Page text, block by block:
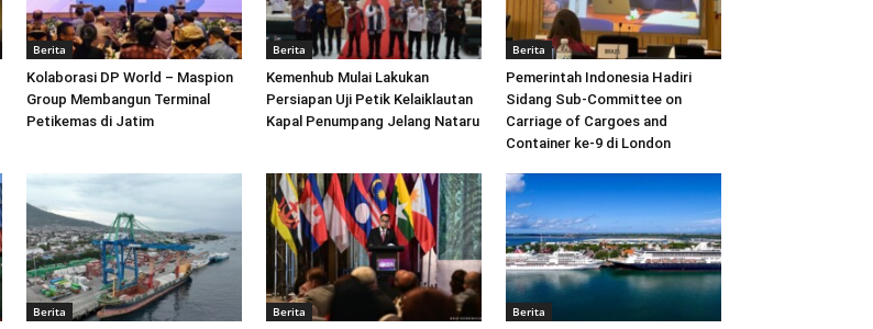
Berita
Kolaborasi DP World – Maspion
Group Membangun Terminal
Petikemas di Jatim
Berita
Kemenhub Mulai Lakukan
Persiapan Uji Petik Kelaiklautan
Kapal Penumpang Jelang Nataru
Berita
Pemerintah Indonesia Hadiri
Sidang Sub-Committee on
Carriage of Cargoes and
Container ke-9 di London
Berita Berita Berita